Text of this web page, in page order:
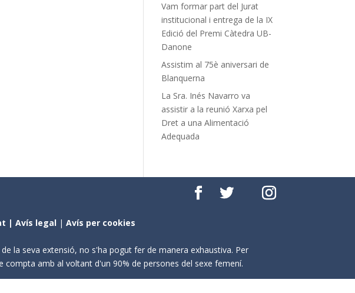
Vam formar part del Jurat
institucional i entrega de la IX
Edició del Premi Càtedra UB-
Danone
Assistim al 75è aniversari de
Blanquerna
La Sra. Inés Navarro va
assistir a la reunió Xarxa pel
Dret a una Alimentació
Adequada
|Avís legal |Avís per cookies
la seva extensió, no s'ha pogut fer de manera exhaustiva. Per
amb al voltant d'un 90% de persones del sexe femení.